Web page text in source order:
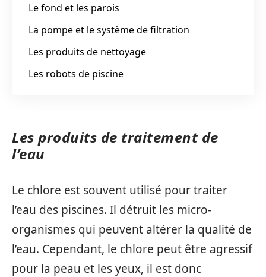
Le fond et les parois
La pompe et le système de filtration
Les produits de nettoyage
Les robots de piscine
Les produits de traitement de
l’eau
Le chlore est souvent utilisé pour traiter
l’eau des piscines. Il détruit les micro-
organismes qui peuvent altérer la qualité de
l’eau. Cependant, le chlore peut être agressif
pour la peau et les yeux, il est donc